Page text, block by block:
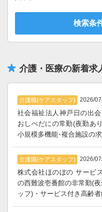
検索条
介護・医療の新着求
介護職(ケアスタッフ) 2026/
社会福祉法人神戸日の出
おしべだにの常勤(夜勤あ
小規模多機能･複合施設の
介護職(ケアスタッフ) 2026/
株式会社ほのぼの サービ
の西難波壱番館の非常勤(
ッフ)・サービス付き高齢